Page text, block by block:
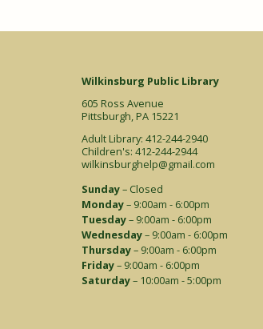
Wilkinsburg Public Library
605 Ross Avenue
Pittsburgh, PA 15221
Adult Library: 412-244-2940
Children's: 412-244-2944
wilkinsburghelp@gmail.com
Sunday– Closed
Monday– 9:00am - 6:00pm
Tuesday– 9:00am - 6:00pm
Wednesday– 9:00am - 6:00pm
Thursday– 9:00am - 6:00pm
Friday– 9:00am - 6:00pm
Saturday– 10:00am - 5:00pm